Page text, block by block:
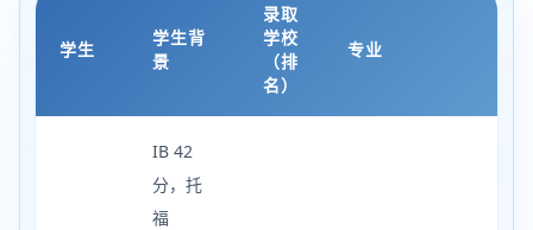
学生
学生背
景
录取
学校
（排
名）
专业
IB 42
分，托
福